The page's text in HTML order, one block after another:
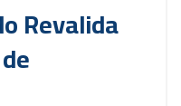
Revalida